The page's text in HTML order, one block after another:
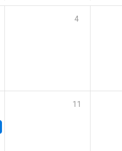
4
11